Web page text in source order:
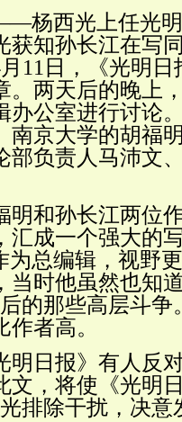
杨西光上任光
获知孙长江在写
11日，《光明日
。两天后的晚上
办公室进行讨论
南京大学的胡福
部负责人马沛文
明和孙长江两位
汇成一个强大的
为总编辑，视野
当时他虽然也知
的那些高层斗
者高。
明日报》有人反
文，将使《光明
排除干扰，决意